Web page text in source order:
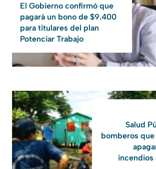
El Gobierno confirmó que
pagará un bono de $9.400
para titulares del plan
Potenciar Trabajo
Salud
bomberos
incendios